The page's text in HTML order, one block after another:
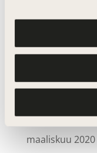
joulukuu 2020
huhtikuu 2020
maaliskuu 2020